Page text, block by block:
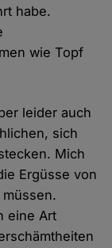
habe.
wie Topf
leider auch
sich
Mich
Ergüsse von
eine Art